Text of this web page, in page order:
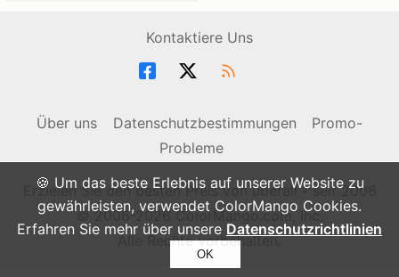
🍪 Um das beste Erlebnis auf unserer Website zu
gewährleisten, verwendet ColorMango Cookies.
Erfahren Sie mehr über unsere Datenschutzrichtlinien
OK
Kontaktiere Uns
Über uns Datenschutzbestimmungen
Promo-
Probleme
Erzielen Sie den besten Preis von überall - seit 2006
© 2006-2026 ColorMango.com, Inc.
Alle Rechte vorbehalten.